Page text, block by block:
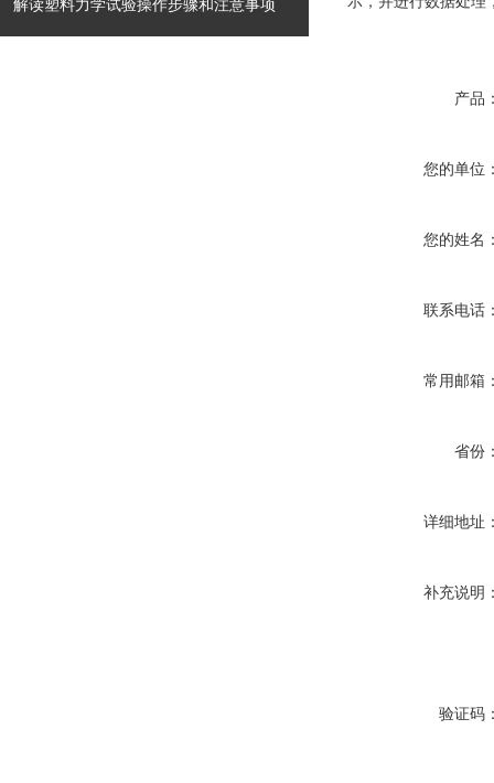
解读塑料力学试验操作步骤和注意事项
产品
您的单位
您的姓名
联系电话
常用邮箱
省份
详细地址
补充说明
验证码